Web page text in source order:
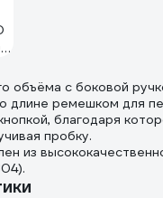
объёма с боковой
длине ремешком для
благодаря
пробку.
из